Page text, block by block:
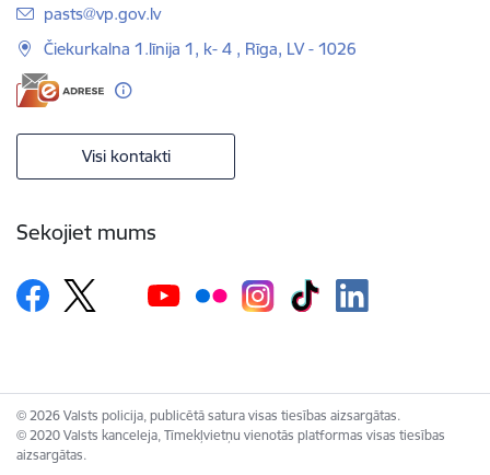
E-pasts:
pasts@vp.gov.lv
Čiekurkalna 1.līnija 1, k- 4 , Rīga, LV - 1026
Visi kontakti
Sekojiet mums
© 2026 Valsts policija, publicētā satura visas tiesības aizsargātas.
© 2020 Valsts kanceleja, Tīmekļvietņu vienotās platformas visas tiesības
aizsargātas.